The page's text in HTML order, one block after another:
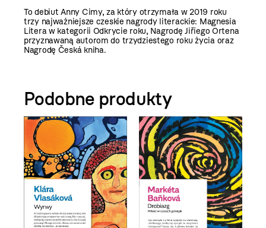
To debiut Anny Cimy, za który otrzymała w 2019 roku
trzy najważniejsze czeskie nagrody literackie: Magnesia
Litera w kategorii Odkrycie roku, Nagrodę Jiříego Ortena
przyznawaną autorom do trzydziestego roku życia oraz
Nagrodę Česká kniha.
Podobne produkty